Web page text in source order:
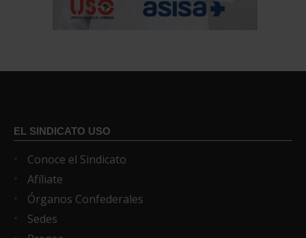
EL SINDICATO USO
Conoce el Sindicato
Afíliate
Órganos Confederales
Sedes